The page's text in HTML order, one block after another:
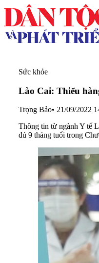
Sức khỏe
Lào Cai: Thiếu
Trọng Bảo• 21/09/2022
Thông tin từ ngành Y tế
đủ 9 tháng tuổi trong